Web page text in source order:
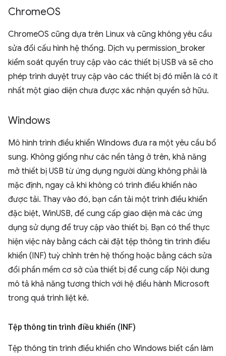
ChromeOS
ChromeOS cũng dựa trên Linux và cũng không yêu cầu
sửa đổi cấu hình hệ thống. Dịch vụ permission_broker
kiểm soát quyền truy cập vào các thiết bị USB và sẽ cho
phép trình duyệt truy cập vào các thiết bị đó miễn là có ít
nhất một giao diện chưa được xác nhận quyền sở hữu.
Windows
Mô hình trình điều khiển Windows đưa ra một yêu cầu bổ
sung. Không giống như các nền tảng ở trên, khả năng
mở thiết bị USB từ ứng dụng người dùng không phải là
mặc định, ngay cả khi không có trình điều khiển nào
được tải. Thay vào đó, bạn cần tải một trình điều khiển
đặc biệt, WinUSB, để cung cấp giao diện mà các ứng
dụng sử dụng để truy cập vào thiết bị. Bạn có thể thực
hiện việc này bằng cách cài đặt tệp thông tin trình điều
khiển (INF) tuỳ chỉnh trên hệ thống hoặc bằng cách sửa
đổi phần mềm cơ sở của thiết bị để cung cấp Nội dung
mô tả khả năng tương thích với hệ điều hành Microsoft
trong quá trình liệt kê.
Tệp thông tin trình điều khiển (INF)
Tệp thông tin trình điều khiển cho Windows biết cần làm